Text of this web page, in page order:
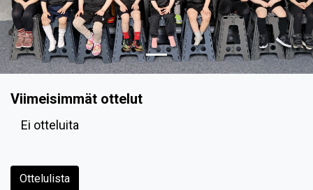
Viimeisimmät ottelut
Ei otteluita
Ottelulista